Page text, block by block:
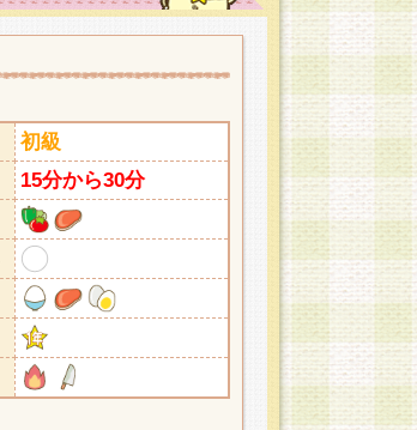
初級
15分から30分